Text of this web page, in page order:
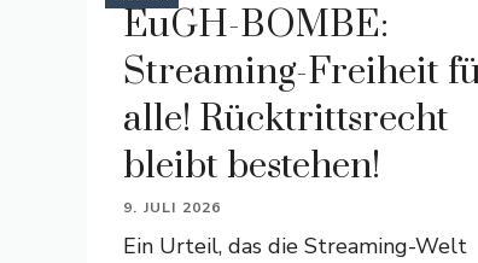
EuGH-BOMBE:
Streaming-Freiheit
alle! Rücktrittsrecht
bleibt bestehen!
9. JULI 2026
Ein Urteil, das die Streaming-Welt